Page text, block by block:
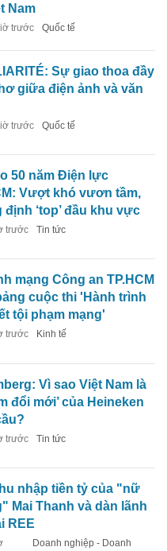
Nam
trước Quốc tế
Sự giao thoa đầy
giữa điện ảnh và văn
trước Quốc tế
50 năm Điện lực
Vượt khó vươn tầm,
định ‘top’ đầu khu vực
trước Tin tức
mạng Công an TP.HCM
cuộc thi 'Hành trình
tội phạm mạng'
trước Kinh tế
Vì sao Việt Nam là
đổi mới’ của Heineken
trước Tin tức
nhập tiền tỷ của "nữ
Mai Thanh và dàn lãnh
REE
Doanh nghiệp - Doanh